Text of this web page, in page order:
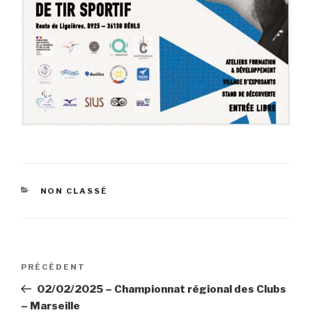
CATÉGORIES
NON CLASSÉ
Navigation
l’article
Article
précédent
PRÉCÉDENT
02/02/2025 – Championnat régional des Clubs
– Marseille